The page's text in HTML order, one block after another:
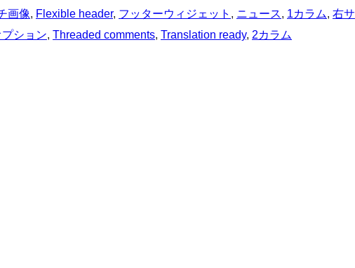
画像, Flexible header, フッターウィジェット , ニュース, 1カラム, 右サ
ション, Threaded comments, Translation ready, 2カラム